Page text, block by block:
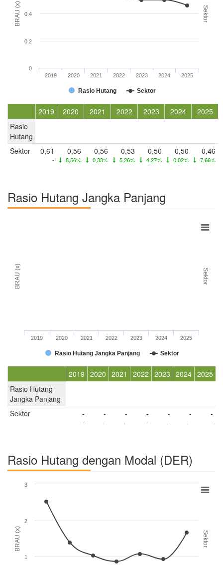
BRAU (x) Sektor
Rasio Hutang Sektor
2019 2020 2021 2022 2023 2024 2025
0
0.2
0.4
2019 2020 2021 2022 2023 2024
2025
Rasio
Hutang
Sektor
0,61
-
0,56
8,56%
0,56
0,33%
0,53
5,26%
0,50
4,27%
0,50
0,02%
0,46
7,66%
Rasio Hutang Jangka Panjang
BRAU (x) Sektor
Rasio Hutang Jangka Panjang Sektor
2019 2020 2021 2022 2023 2024 2025
2019 2020 2021 2022 2023 2024 2025
Rasio Hutang
Jangka Panjang
Sektor
-
-
-
-
-
-
-
-
-
-
-
-
-
-
Rasio Hutang dengan Modal (DER)
BRAU (x) Sektor
1
2
3